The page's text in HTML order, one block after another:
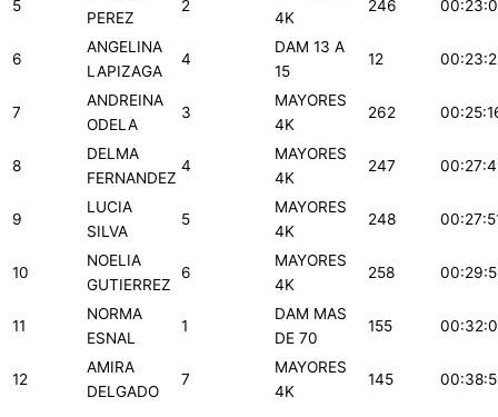
5
PEREZ
2
4K
246
6
ANGELINA
LAPIZAGA
4
DAM 13 A
15
12
7
ANDREINA
ODELA
3
MAYORES
4K
262
8
DELMA
FERNANDEZ
4
MAYORES
4K
247
9
LUCIA
SILVA
5
MAYORES
4K
248
10
NOELIA
GUTIERREZ
6
MAYORES
4K
258
11
NORMA
ESNAL
1
DAM MAS
DE 70
155
12
AMIRA
DELGADO
7
MAYORES
4K
145